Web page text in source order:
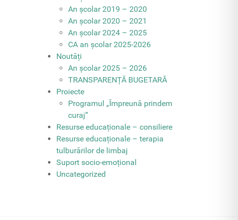
An școlar 2019 – 2020
An școlar 2020 – 2021
An școlar 2024 – 2025
CA an școlar 2025-2026
Noutăți
An școlar 2025 – 2026
TRANSPARENȚĂ BUGETARĂ
Proiecte
Programul „Împreună prindem
curaj”
Resurse educaționale – consiliere
Resurse educaționale – terapia
tulburărilor de limbaj
Suport socio-emoțional
Uncategorized